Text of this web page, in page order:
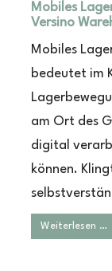
Mobiles
Versino
Mobiles
bedeutet im
am Ort des
digital
können.
Weiterlesen …